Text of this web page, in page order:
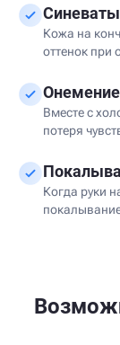
Кожа на
оттенок при
Вместе с
потеря
Когда руки